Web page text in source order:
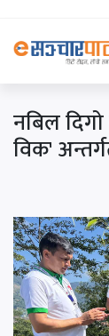
नबिल दिगो
विक'